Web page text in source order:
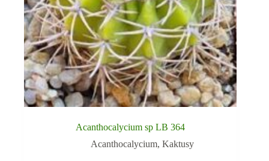
Acanthocalycium sp LB 364
Acanthocalycium,Kaktusy